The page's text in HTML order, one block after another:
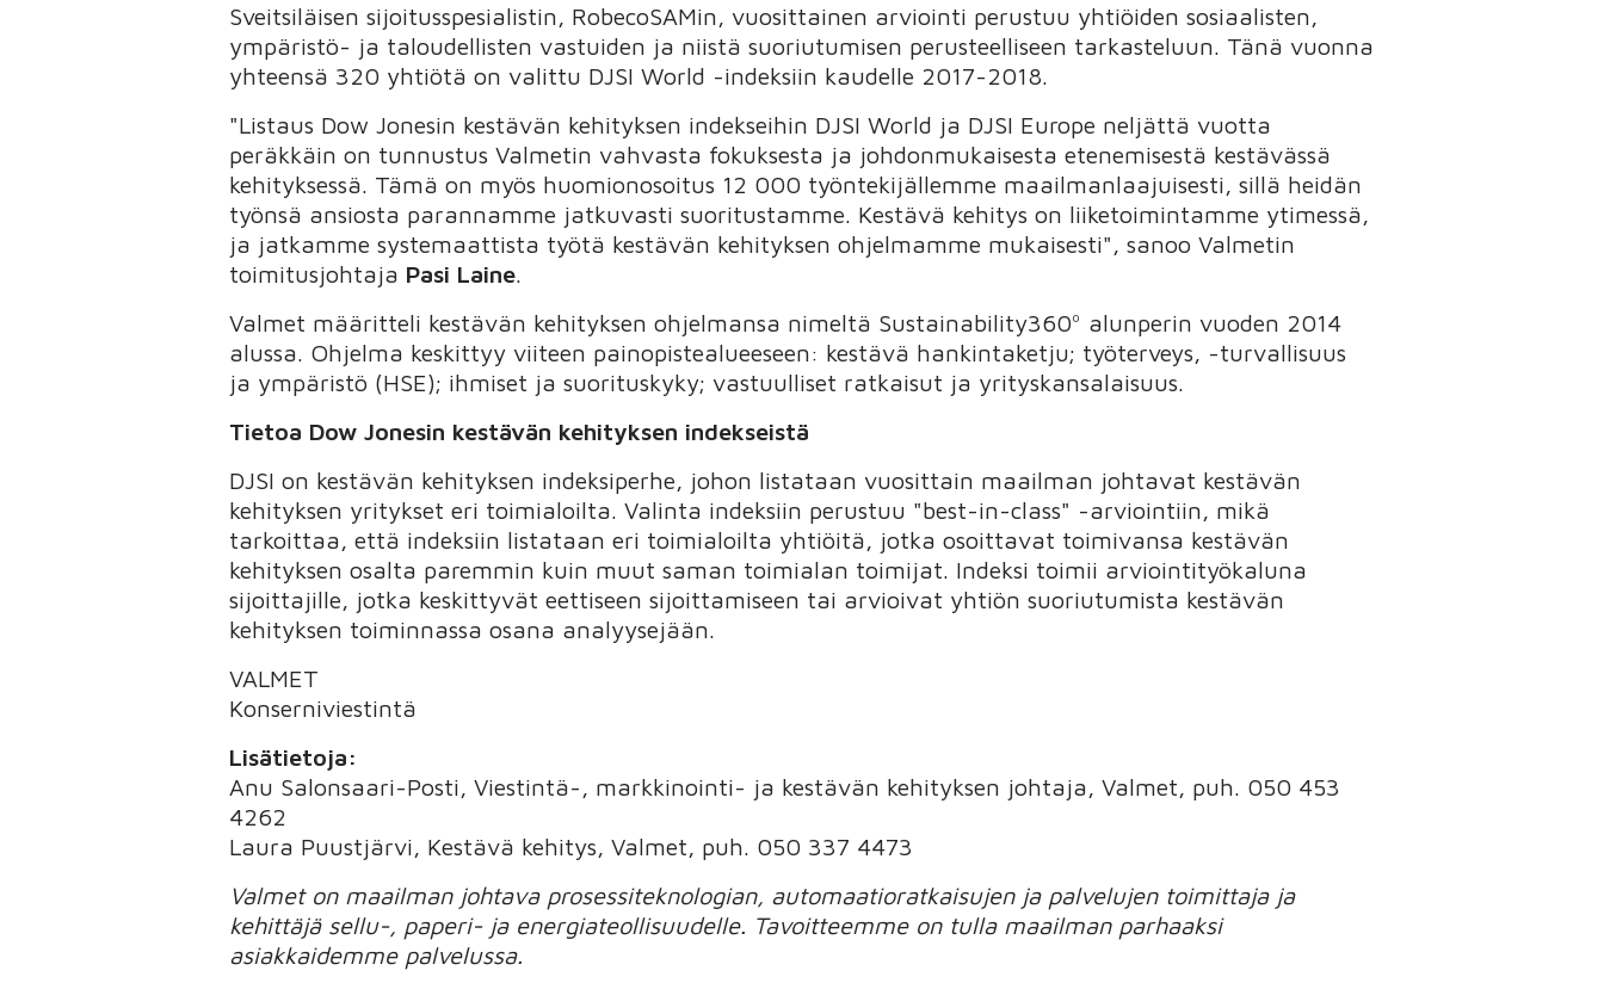
Sveitsiläisen sijoitusspesialistin, RobecoSAMin, vuosittainen arviointi perustuu yhtiöiden sosiaalisten,
ympäristö- ja taloudellisten vastuiden ja niistä suoriutumisen perusteelliseen tarkasteluun. Tänä vuonna
yhteensä 320 yhtiötä on valittu DJSI World -indeksiin kaudelle 2017-2018.
"Listaus Dow Jonesin kestävän kehityksen indekseihin DJSI World ja DJSI Europe neljättä vuotta
peräkkäin on tunnustus Valmetin vahvasta fokuksesta ja johdonmukaisesta etenemisestä kestävässä
kehityksessä. Tämä on myös huomionosoitus 12 000 työntekijällemme maailmanlaajuisesti, sillä heidän
työnsä ansiosta parannamme jatkuvasti suoritustamme. Kestävä kehitys on liiketoimintamme ytimessä,
ja jatkamme systemaattista työtä kestävän kehityksen ohjelmamme mukaisesti", sanoo Valmetin
toimitusjohtaja Pasi Laine
Valmet määritteli kestävän kehityksen ohjelmansa nimeltä Sustainability360º alunperin vuoden 2014
alussa. Ohjelma keskittyy viiteen painopistealueeseen: kestävä hankintaketju; työterveys, -turvallisuus
ja ympäristö (HSE); ihmiset ja suorituskyky; vastuulliset ratkaisut ja yrityskansalaisuus.
Tietoa Dow Jonesin kestävän kehityksen indekseistä
DJSI on kestävän kehityksen indeksiperhe, johon listataan vuosittain maailman johtavat kestävän
kehityksen yritykset eri toimialoilta. Valinta indeksiin perustuu "best-in-class" -arviointiin, mikä
tarkoittaa, että indeksiin listataan eri toimialoilta yhtiöitä, jotka osoittavat toimivansa kestävän
kehityksen osalta paremmin kuin muut saman toimialan toimijat. Indeksi toimii arviointityökaluna
sijoittajille, jotka keskittyvät eettiseen sijoittamiseen tai arvioivat yhtiön suoriutumista kestävän
kehityksen toiminnassa osana analyysejään.
VALMET
Konserniviestintä
Lisätietoja:
Anu Salonsaari-Posti, Viestintä-, markkinointi- ja kestävän kehityksen johtaja, Valmet, puh. 050 453
4262
Laura Puustjärvi, Kestävä kehitys, Valmet, puh. 050 337 4473
Valmet on maailman johtava prosessiteknologian, automaatioratkaisujen ja palvelujen toimittaja ja
kehittäjä sellu-, paperi- ja energiateollisuudelle. Tavoitteemme on tulla maailman parhaaksi
asiakkaidemme palvelussa.